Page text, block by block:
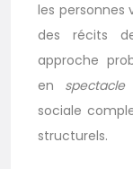
les personnes
des récits
approche
en
sociale
structurels.